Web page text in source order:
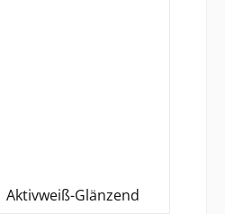
Aktivweiß-Glänzend